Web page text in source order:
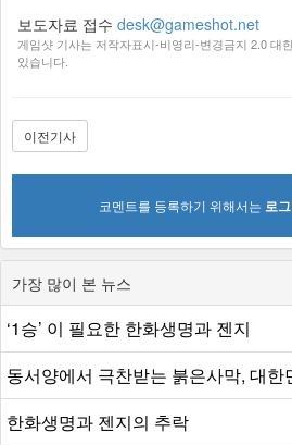
보도자료 접수 desk@gameshot.net
게임샷 기사는 저작자표시-비영리-변경금지 2.0 대
있습니다.
이전기사
코멘트를 등록하기 위해서는 로
가장 많이 본 뉴스
‘1승’ 이 필요한 한화생명과 젠지
동서양에서 극찬받는 붉은사막, 대한
한화생명과 젠지의 추락